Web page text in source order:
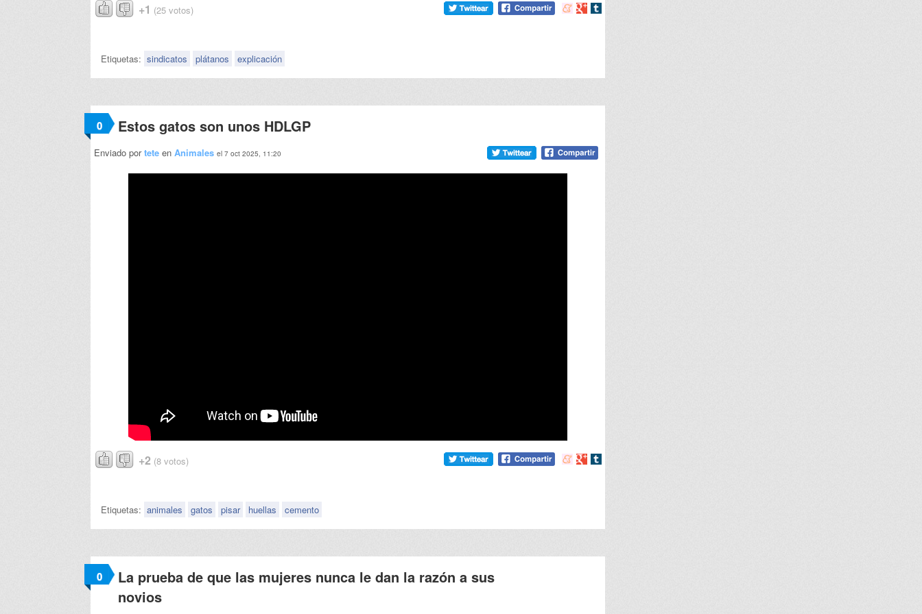
+1 (25 votos)
Compartir
Compartir
Compartir
Etiquetas: sindicatos plátanos explicación
0 Estos gatos son unos HDLGP
Enviado portete en Animales el 7 oct 2025, 11:20
+2 (8 votos)
Compartir
Compartir
Compartir
Etiquetas: animales gatos pisar huellas cemento
0
La prueba de que las mujeres nunca le dan la razón a sus
novios